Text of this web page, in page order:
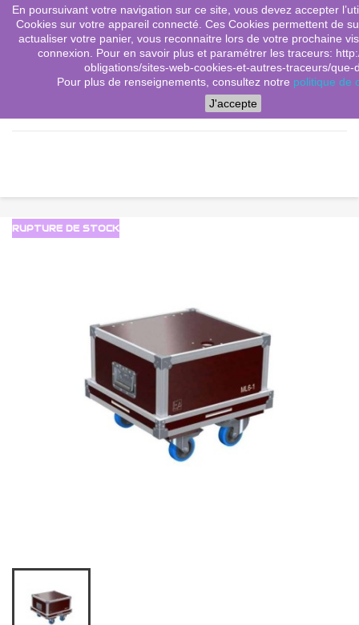
shopping_cart (0)

Menu
RUPTURE DE STOCK
En poursuivant votre navigation sur ce site, vous devez accepter
Cookies sur votre appareil connecté. Ces Cookies permettent de
actualiser votre panier, vous reconnaitre lors de votre prochaine
connexion. Pour en savoir plus et paramétrer les traceurs:
obligations/sites-web-cookies-et-autres-traceurs/que-
Pour plus de renseignements, consultez notre politique de
J'accepte